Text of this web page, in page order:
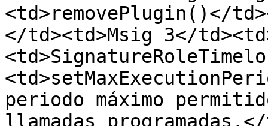
<td>removePlugin()</
</td><td>Msig 3</
periodo máximo
llamadas